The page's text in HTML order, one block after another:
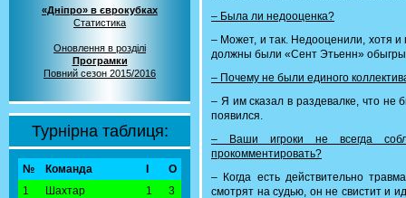
«Дніпро» в єврокубках
Статистика
Оновлення в розділі
Програмки
Повний сезон 2015/2016
Турнірна таблиця:
№ Команда
О
1
Шахтар 1
3
– Была ли недооценка?
– Может, и так. Недооценили, хотя
должны были «Сент Этьенн»
– Почему не были единого
– Я им сказал в раздевалке, что не
появился.
– Ваши игроки не всегда
прокомментировать?
– Когда есть действительно
смотрят на судью, он не свистит и